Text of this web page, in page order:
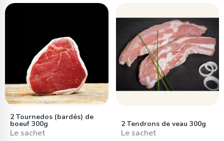
2 Tournedos (bardés) de
boeuf 300g
Le sachet
2 Tendrons de veau 300g
Le sachet